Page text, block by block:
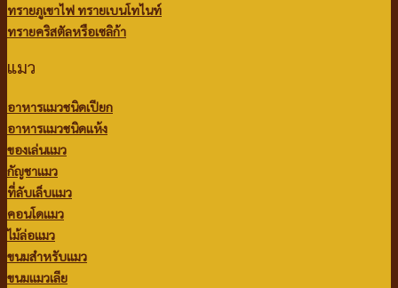
ทรายภูเขาไฟ ทรายเบนโทไนท์
ทรายคริสตัลหรือเซลิก้า
แมว
อาหารแมวชนิดเปียก
อาหารแมวชนิดแห้ง
ของเล่นแมว
กัญชาแมว
ที่ลับเล็บแมว
คอนโดแมว
ไม้ล่อแมว
ขนมสำหรับแมว
ขนมแมวเลีย